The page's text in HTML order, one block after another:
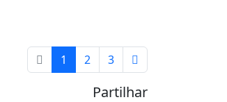
1 2 3
Partilhar